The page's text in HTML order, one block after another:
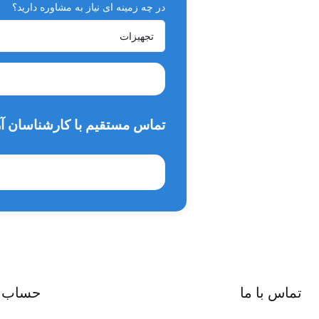
در چه زمینه ای نیاز به مشاوره دارید؟
تماس مستقیم با کارشناسان
تماس با ما